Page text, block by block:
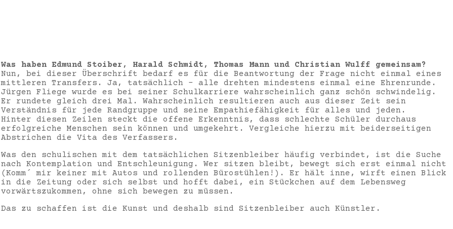
Was haben Edmund Stoiber, Harald Schmidt, Thomas Mann und Christian Wulff gemeinsam?
Nun, bei dieser Überschrift bedarf es für die Beantwortung der Frage nicht einmal eines
mittleren Transfers. Ja, tatsächlich – alle drehten mindestens einmal eine Ehrenrunde.
Jürgen Fliege wurde es bei seiner Schulkarriere wahrscheinlich ganz schön schwindelig.
Er rundete gleich drei Mal. Wahrscheinlich resultieren auch aus dieser Zeit sein
Verständnis für jede Randgruppe und seine Empathiefähigkeit für alles und jeden.
Hinter diesen Zeilen steckt die offene Erkenntnis, dass schlechte Schüler durchaus
erfolgreiche Menschen sein können und umgekehrt. Vergleiche hierzu mit beiderseitigen
Abstrichen die Vita des Verfassers.
Was den schulischen mit dem tatsächlichen Sitzenbleiber häufig verbindet, ist die Suche
nach Kontemplation und Entschleunigung. Wer sitzen bleibt, bewegt sich erst einmal nicht
(Komm´ mir keiner mit Autos und rollenden Bürostühlen!). Er hält inne, wirft einen Blick
in die Zeitung oder sich selbst und hofft dabei, ein Stückchen auf dem Lebensweg
vorwärtszukommen, ohne sich bewegen zu müssen.
Das zu schaffen ist die Kunst und deshalb sind Sitzenbleiber auch Künstler.